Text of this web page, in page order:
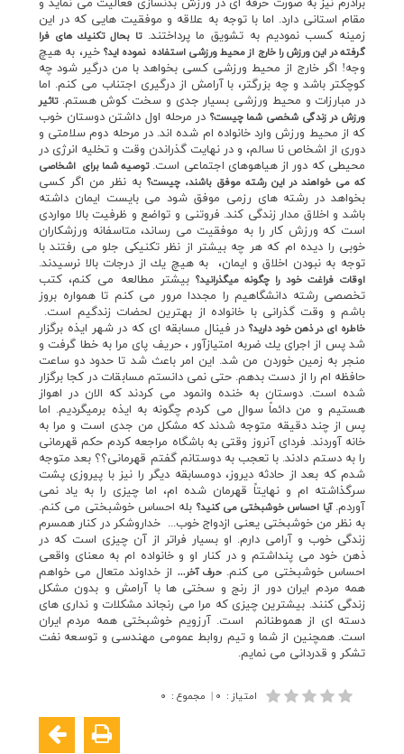
مقام استاني دارد. اما با توجه به علاقه و موفقيت هايي كه در اين
زمينه كسب نموديم به تشويق ما پرداختند.تا بحال تكنيك هاي فرا
گرفته در اين ورزش را خارج از محيط ورزشي استفاده نموده ايد؟ خير، به هيچ
وجه! اگر خارج از محيط ورزشي كسي بخواهد با من درگير شود چه
كوچكتر باشد و چه بزرگتر، با آرامش از درگيري اجتناب مي كنم. اما
در مبارزات و محيط ورزشي بسيار جدي و سخت كوش هستم.تاثير
ورزش در زندگي شخصي شما چيست؟ در مرحله اول داشتن دوستان خوب
كه از محيط ورزش وارد خانواده ام شده اند. در مرحله دوم سلامتي و
دوري از اشخاص نا سالم، و در نهايت گذراندن وقت و تخليه انرژي در
محيطي كه دور از هياهوهاي اجتماعي است.توصيه شما براي اشخاصي
كه مي خواهند در اين رشته موفق باشند، چيست؟ به نظر من اگر كسي
بخواهد در رشته هاي رزمي موفق شود مي بايست ايمان داشته
باشد و اخلاق مدار زندگي كند. فروتني و تواضع و ظرفيت بالا مواردي
است كه ورزش كار را به موفقيت مي رساند، متاسفانه ورزشكاران
خوبي را ديده ام كه هر چه بيشتر از نظر تكنيكي جلو مي رفتند با
توجه به نبودن اخلاق و ايمان، به هيچ يك از درجات بالا نرسيدند.
اوقات فراغت خود را چگونه ميگذرانيد؟ بيشتر مطالعه مي كنم،‌ كتب
تخصصي رشته دانشگاهيم را مجددا مرور مي كنم تا همواره بروز
باشم و وقت گذراني با خانواده از بهترين لحضات زندگيم است.
خاطره اي در ذهن خود داريد؟در فينال مسابقه اي كه در شهر ايذه برگزار
شد پس از اجراي يك ضربه امتيازآور ، حريف پاي مرا به خطا گرفت و
منجر به زمين خوردن من شد. اين امر باعث شد تا حدود دو ساعت
حافظه ام را از دست بدهم. حتي نمي دانستم مسابقات در كجا برگزار
شده است. دوستان به خنده وانمود مي كردند كه الان در اهواز
هستيم و من دائماً سوال مي كردم چگونه به ايذه برميگرديم. اما
پس از چند دقيقه متوجه شدند كه مشكل من جدي است و مرا به
خانه آوردند. فرداي آنروز وقتي به باشگاه مراجعه كردم حكم قهرماني
را به دستم دادند. با تعجب به دوستانم گفتم قهرماني؟؟ بعد متوجه
شدم كه بعد از حادثه ديروز، دومسابقه ديگر را نيز با پيروزي پشت
سرگذاشته ام و نهايتاً قهرمان شده ام، اما چيزي را به ياد نمي
آوردم.آيا احساس خوشبختي مي كنيد؟ بله احساس خوشبختي مي كنم.
به نظر من خوشبختي يعني ازدواج خوب... خداروشكر در كنار همسرم
زندگي خوب و آرامي دارم. او بسيار فراتر از آن چيزي است كه در
ذهن خود مي پنداشتم و در كنار او و خانواده ام به معناي واقعي
احساس خوشبختي مي كنم.حرف آخر... از خداوند متعال مي خواهم
همه مردم ايران دور از رنج و سختي ها با آرامش و بدون مشكل
زندگي كنند. بيشترين چيزي كه مرا مي رنجاند مشكلات و نداري هاي
دسته اي از هموطنانم است. آرزويم خوشبختي همه مردم ايران
است. همچنين از شما و تيم روابط عمومي مهندسي و توسعه نفت
تشكر و قدرداني مي نمايم.
امتیاز : ۰ | مجموع : ۰